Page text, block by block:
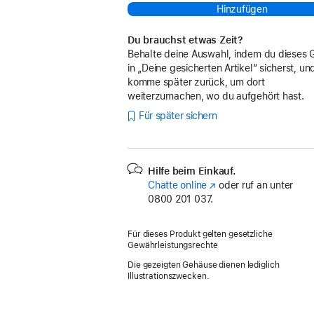
Hinzufügen
Du brauchst etwas Zeit?
Behalte deine Auswahl, indem du dieses
in „Deine gesicherten Artikel“ sicherst,
komme später zurück, um dort
weiterzumachen, wo du aufgehört hast.
Für später sichern
Hilfe beim Einkauf.
Chatte online (Öffnet
ein
oder ruf an unter
0800 201 037.
Für dieses Produkt gelten gesetzliche
Gewährleistungsrechte
Die gezeigten Gehäuse dienen lediglich
Illustrationszwecken.